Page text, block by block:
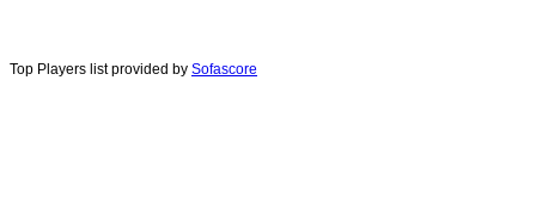
Top Players list provided by Sofascore